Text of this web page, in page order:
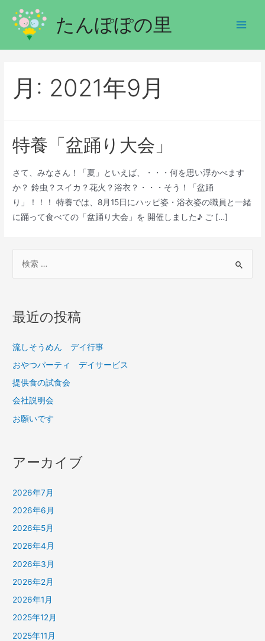
たんぽぽの里
月: 2021年9月
特養「盆踊り大会」
さて、みなさん！「夏」といえば、・・・何を思い浮かべます
か？ 鈴虫？スイカ？花火？浴衣？・・・そう！「盆踊
り」！！！ 特養では、8月15日にハッピ姿・浴衣姿の職員と一緒
に踊って食べての「盆踊り大会」を 開催しました♪ ご […]
最近の投稿
流しそうめん デイ行事
おやつパーティ デイサービス
提供食の試食会
会社説明会
お願いです
アーカイブ
2026年7月
2026年6月
2026年5月
2026年4月
2026年3月
2026年2月
2026年1月
2025年12月
2025年11月